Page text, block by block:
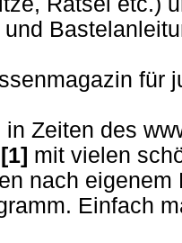
Zeiten des
[1] mit vielen
nach
Einfach